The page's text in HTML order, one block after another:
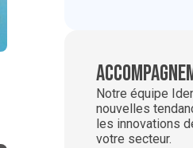
Notre équipe
nouvelles
les innovations
votre secteur.